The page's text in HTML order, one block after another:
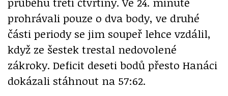
prohrávali pouze o dva body, ve druhé
části periody se jim soupeř lehce vzdálil,
když ze šestek trestal nedovolené
zákroky. Deficit deseti bodů přesto Hanáci
dokázali stáhnout na 57:62.